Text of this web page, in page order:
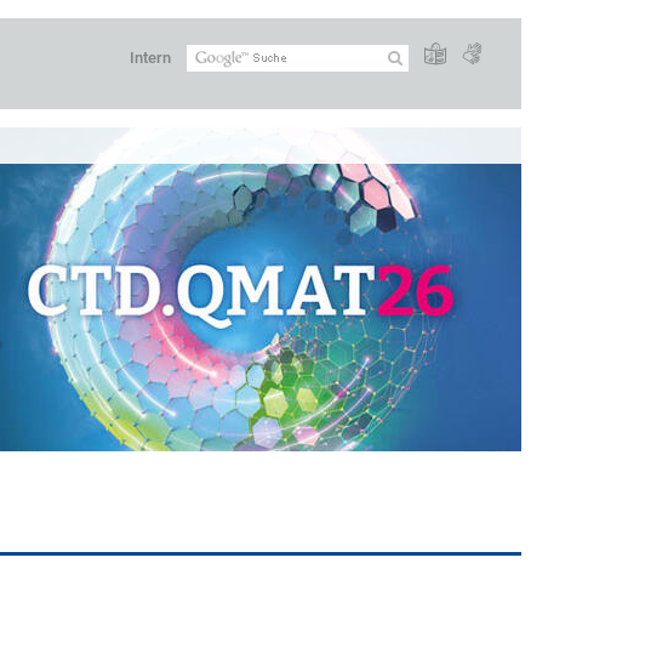
Intern